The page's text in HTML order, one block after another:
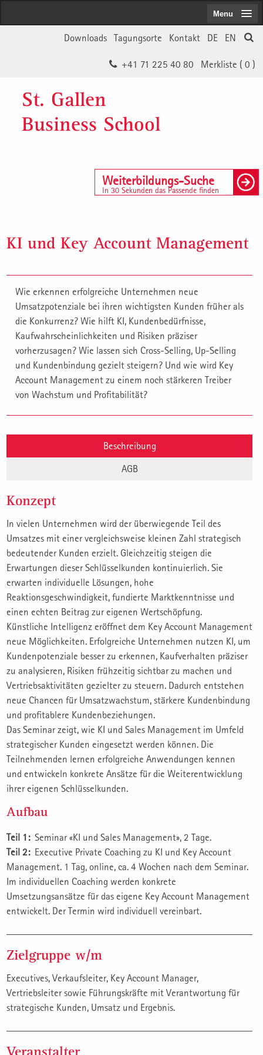
EN
DE
Kontakt
Tagungsorte
Downloads
Merkliste ( 0 )
+41 71 225 40 80
St. Gallen
Business School
Weiterbildungs-Suche
In 30 Sekunden das Passende finden
Menu
KI und Key Account Management
Wie erkennen erfolgreiche Unternehmen neue
Umsatzpotenziale bei ihren wichtigsten Kunden früher als
die Konkurrenz? Wie hilft KI, Kundenbedürfnisse,
Kaufwahrscheinlichkeiten und Risiken präziser
vorherzusagen? Wie lassen sich Cross-Selling, Up-Selling
und Kundenbindung gezielt steigern? Und wie wird Key
Account Management zu einem noch stärkeren Treiber
von Wachstum und Profitabilität?
Beschreibung
AGB
Konzept
In vielen Unternehmen wird der überwiegende Teil des
Umsatzes mit einer vergleichsweise kleinen Zahl strategisch
bedeutender Kunden erzielt. Gleichzeitig steigen die
Erwartungen dieser Schlüsselkunden kontinuierlich. Sie
erwarten individuelle Lösungen, hohe
Reaktionsgeschwindigkeit, fundierte Marktkenntnisse und
einen echten Beitrag zur eigenen Wertschöpfung.
Künstliche Intelligenz eröffnet dem Key Account Management
neue Möglichkeiten. Erfolgreiche Unternehmen nutzen KI, um
Kundenpotenziale besser zu erkennen, Kaufverhalten präziser
zu analysieren, Risiken frühzeitig sichtbar zu machen und
Vertriebsaktivitäten gezielter zu steuern. Dadurch entstehen
neue Chancen für Umsatzwachstum, stärkere Kundenbindung
und profitablere Kundenbeziehungen.
Das Seminar zeigt, wie KI und Sales Management im Umfeld
strategischer Kunden eingesetzt werden können. Die
Teilnehmenden lernen erfolgreiche Anwendungen kennen
und entwickeln konkrete Ansätze für die Weiterentwicklung
ihrer eigenen Schlüsselkunden.
Aufbau
Teil 1:Seminar «KI und Sales Management», 2 Tage.
Teil 2:Executive Private Coaching zu KI und Key Account
Management. 1 Tag, online, ca. 4 Wochen nach dem Seminar.
Im individuellen Coaching werden konkrete
Umsetzungsansätze für das eigene Key Account Management
entwickelt. Der Termin wird individuell vereinbart.
Zielgruppe w/m
Executives, Verkaufsleiter, Key Account Manager,
Vertriebsleiter sowie Führungskräfte mit Verantwortung für
strategische Kunden, Umsatz und Ergebnis.
Veranstalter